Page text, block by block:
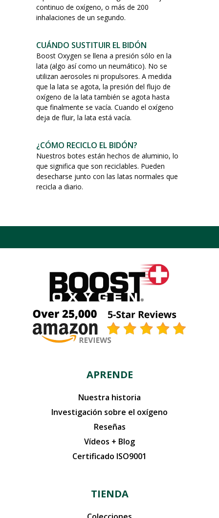
continuo de oxígeno, o más de 200
inhalaciones de un segundo.
CUÁNDO SUSTITUIR EL BIDÓN
Boost Oxygen se llena a presión sólo en la
lata (algo así como un neumático). No se
utilizan aerosoles ni propulsores. A medida
que la lata se agota, la presión del flujo de
oxígeno de la lata también se agota hasta
que finalmente se vacía. Cuando el oxígeno
deja de fluir, la lata está vacía.
¿CÓMO RECICLO EL BIDÓN?
Nuestros botes están hechos de aluminio, lo
que significa que son reciclables. Pueden
desecharse junto con las latas normales que
recicla a diario.
APRENDE
Nuestra historia
Investigación sobre el oxígeno
Reseñas
Vídeos + Blog
Certificado ISO9001
TIENDA